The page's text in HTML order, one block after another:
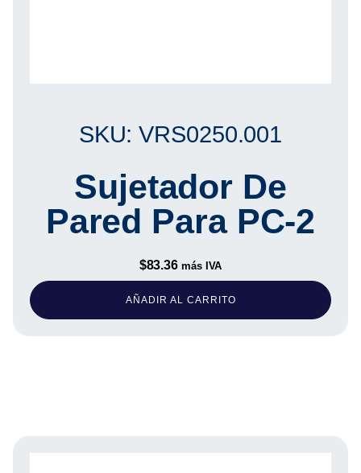
SKU: VRS0250.001
Sujetador De
Pared Para PC-2
$83.36 más IVA
AÑADIR AL CARRITO